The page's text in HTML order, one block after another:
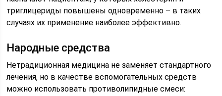
триглицериды повышены одновременно – в таких
случаях их применение наиболее эффективно.
Народные средства
Нетрадиционная медицина не заменяет стандартного
лечения, но в качестве вспомогательных средств
можно использовать противолипидные смеси: